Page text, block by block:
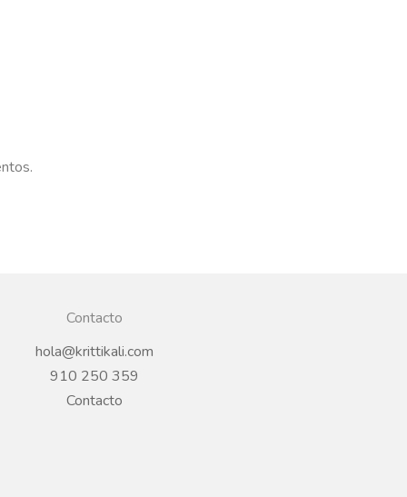
Contacto
hola@krittikali.com
910 250 359
Contacto